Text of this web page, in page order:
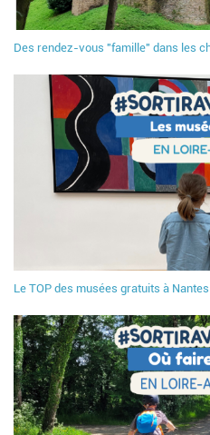
Des rendez-vous "famille" dans les
Le TOP des musées gratuits à